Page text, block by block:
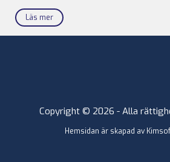
Läs mer
Copyright © 2026 - Alla
Hemsidan är skapad av